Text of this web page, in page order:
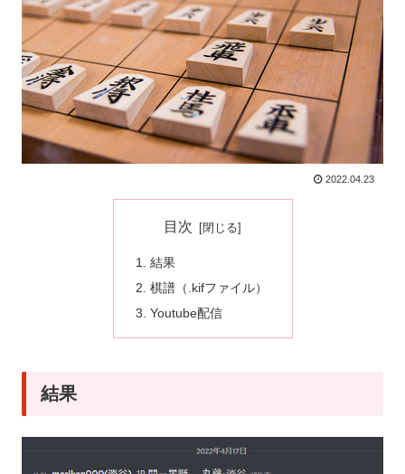
2022.04.23
目次
結果
棋譜（.kifファイル）
Youtube配信
結果